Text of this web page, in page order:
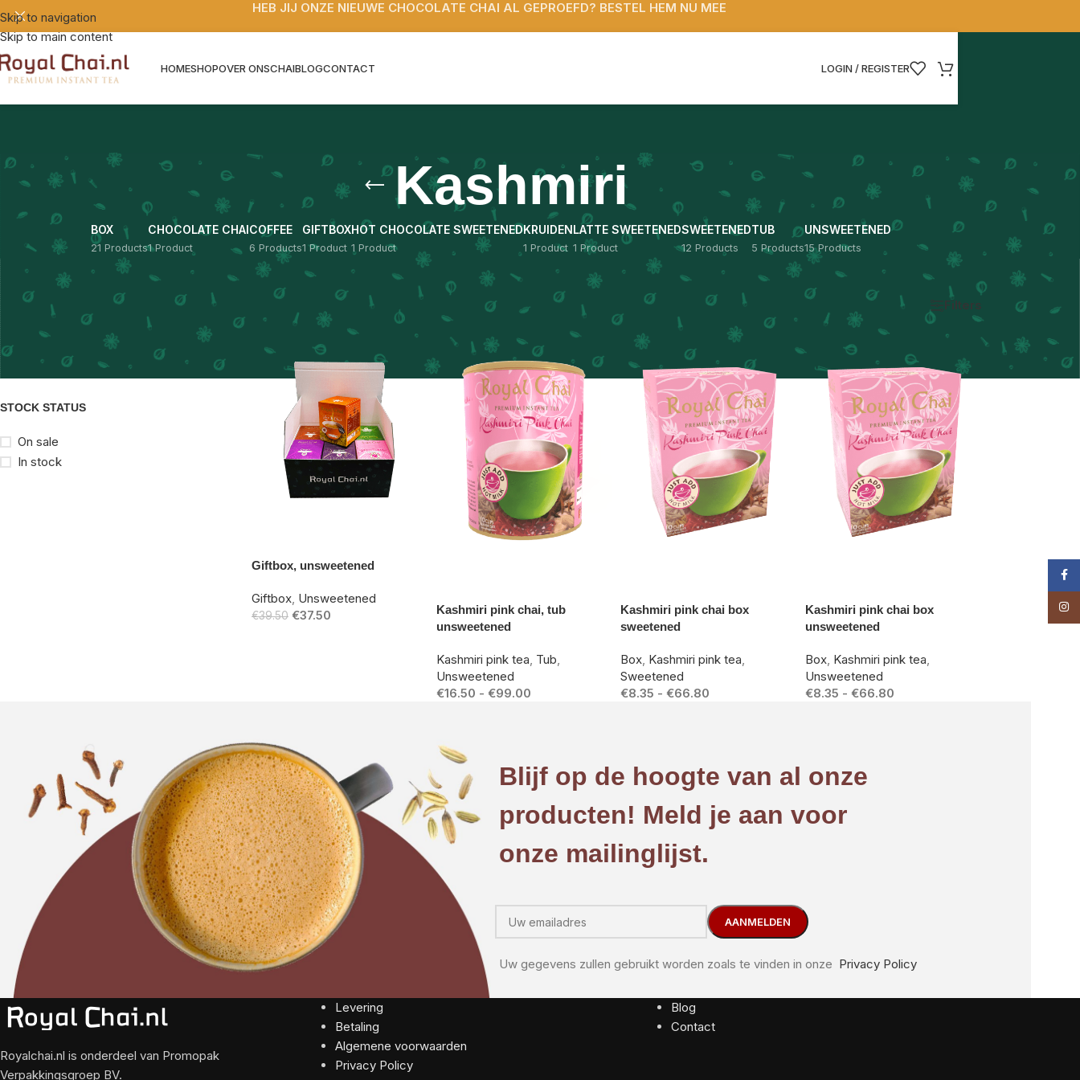
Skip to navigation
Skip to main content
HEB JIJ ONZE NIEUWE CHOCOLATE CHAI AL GEPROEFD? BESTEL HEM NU MEE
HOMESHOPOVER ONSCHAIBLOGCONTACT LOGIN / REGISTER
Kashmiri
BOX
21 Products
CHOCOLATE CHAI
1 Product
COFFEE
6 Products
GIFTBOX
1 Product
HOT CHOCOLATE SWEETENED
1 Product
KRUIDEN
1 Product
LATTE SWEETENED
1 Product
SWEETENED
12 Products
TUB
5 Products
UNSWEETENED
15 Products
FILTER BY PRICE
FILTER
Prijs: €0—
STOCK STATUS
On sale
In stock
Kashmiri pink tea.
Producten getagged “Kashmiri” Show 9 Filters
Giftbox, unsweetened
Giftbox, Unsweetened
€39.50 €37.50
Kashmiri pink chai, tub
unsweetened
Kashmiri pink tea Tub
Unsweetened
€16.50 - €99.00
Kashmiri pink chai box
sweetened
Box Kashmiri pink tea
Sweetened
€8.35 - €66.80
Kashmiri pink chai box
unsweetened
Box Kashmiri pink tea
Unsweetened
€8.35 - €66.80
Blijf op de hoogte van al onze
producten! Meld je aan voor
onze mailinglijst.
Uw gegevens zullen gebruikt worden zoals te vinden in onze Privacy Policy
Royalchai.nl is onderdeel van Promopak
Verpakkingsgroep BV.
Levering
Betaling
Algemene voorwaarden
Privacy Policy
Blog
Contact